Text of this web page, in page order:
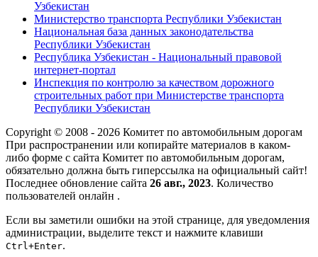
Узбекистан
Министерство транспорта Республики Узбекистан
Национальная база данных законодательства
Республики Узбекистан
Республика Узбекистан - Национальный правовой
интернет-портал
Инспекция по контролю за качеством дорожного
строительных работ при Министерстве транспорта
Республики Узбекистан
Copyright © 2008 - 2026 Комитет по автомобильным дорогам
При распространении или копирайте материалов в каком-
либо форме с сайта Комитет по автомобильным дорогам,
обязательно должна быть гиперссылка на официальный сайт!
Последнее обновление сайта 26 авг., 2023. Количество
пользователей онлайн .
Если вы заметили ошибки на этой странице, для уведомления
администрации, выделите текст и нажмите клавиши
Ctrl+Enter.